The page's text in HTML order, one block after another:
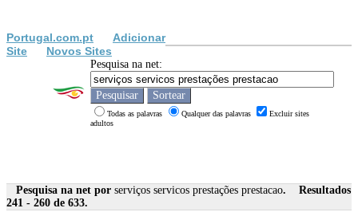
Portugal.com.pt
Adicionar
Site
Novos Sites
Pesquisa na net:
Todas as palavras Qualquer das palavras
Excluir sites
adultos
Pesquisa na net por serviços servicos prestações prestacao. Resultados
241 - 260 de 633.